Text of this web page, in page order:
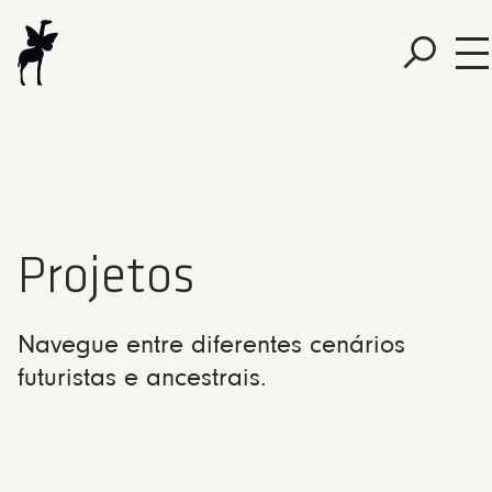
Projetos
Navegue entre diferentes cenários
futuristas e ancestrais.